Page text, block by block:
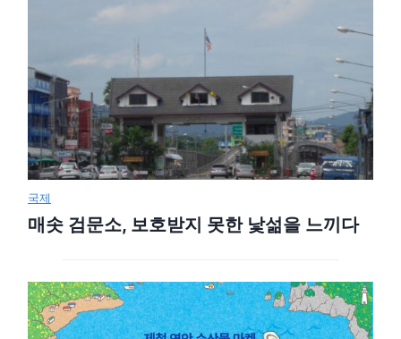
국제
매솟 검문소, 보호받지 못한 낯섦을 느끼다